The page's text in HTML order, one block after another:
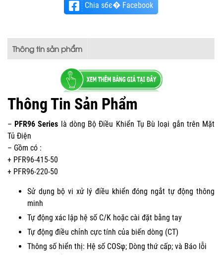
Chia sбє� Facebook
Thông tin sản phẩm
Thông Tin Sản Phẩm
– PFR96 Series là dòng Bộ Điều Khiển Tụ Bù loại gắn trên Mặt
Tủ Điện
– Gồm có :
+ PFR96-415-50
+ PFR96-220-50
Sử dụng bộ vi xử lý điều khiển đóng ngắt tự động thông
minh
Tự động xác lập hệ số C/K hoặc cài đặt bằng tay
Tự động điều chỉnh cực tính của biến dòng (CT)
Thông số hiển thị: Hệ số COSφ; Dòng thứ cấp; và Báo lỗi